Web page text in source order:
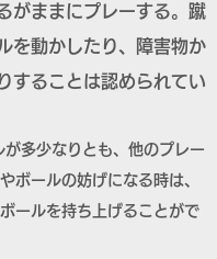
がままにプレーする。蹴
を動かしたり、障害物か
することは認められてい
多少なりとも、他のプレー
ボールの妨げになる時は、
ールを持ち上げることがで